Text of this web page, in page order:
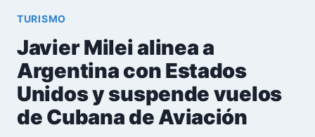
TURISMO
Javier Milei alinea a
Argentina con Estados
Unidos y suspende vuelos
de Cubana de Aviación